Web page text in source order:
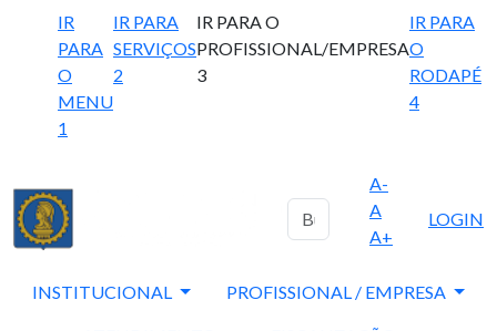
IR
PARA
O
MENU
1
IR PARA
SERVIÇOS
2
IR PARA O
PROFISSIONAL/EMPRESA
3
IR PARA
O
RODAPÉ
4
A-
A
A+
LOGIN
INSTITUCIONAL PROFISSIONAL / EMPRESA